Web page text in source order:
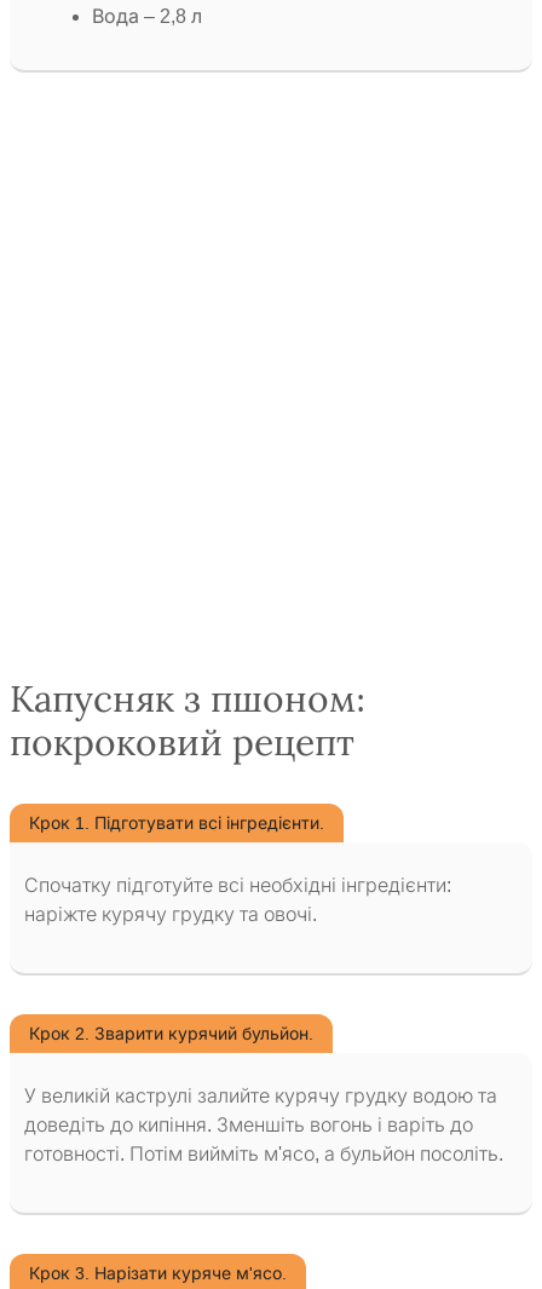
Вода – 2,8 л
Капусняк з пшоном:
покроковий рецепт
Крок 1. Підготувати всі інгредієнти.
Спочатку підготуйте всі необхідні інгредієнти:
наріжте курячу грудку та овочі.
Крок 2. Зварити курячий бульйон.
У великій каструлі залийте курячу грудку водою та
доведіть до кипіння. Зменшіть вогонь і варіть до
готовності. Потім вийміть м'ясо, а бульйон посоліть.
Крок 3. Нарізати куряче м'ясо.